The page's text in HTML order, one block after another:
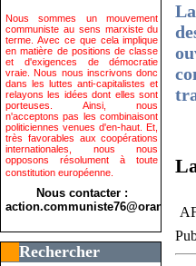
Nous sommes un mouvement
communiste au sens marxiste du
terme. Avec ce que cela implique
en matière de positions de classe
et d'exigences de démocratie
vraie. Nous nous inscrivons donc
dans les luttes anti-capitalistes et
relayons les idées dont elles sont
porteuses. Ainsi, nous
n'acceptons pas les combinaisont
politiciennes venues d'en-haut. Et,
très favorables aux coopérations
internationales, nous nous
opposons résolument à toute
constitution européenne.
Nous contacter :
action.communiste76@orange.fr>
Rechercher